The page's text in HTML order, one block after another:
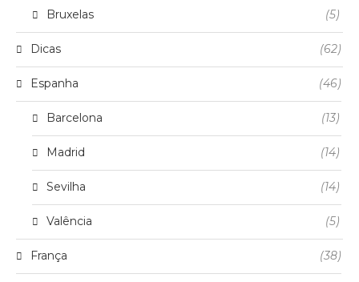
Bruxelas (5)
Dicas (62)
Espanha (46)
Barcelona (13)
Madrid (14)
Sevilha (14)
Valência (5)
França (38)